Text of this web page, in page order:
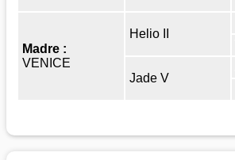
Madre :
VENICE
Helio II
Jade V